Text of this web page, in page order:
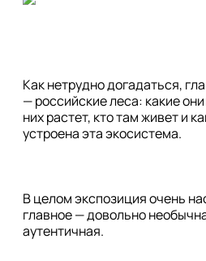
Как нетрудно догадаться,
— российские леса: какие
них растет, кто там живет и
устроена эта экосистема.
В целом экспозиция очень
главное — довольно
аутентичная.